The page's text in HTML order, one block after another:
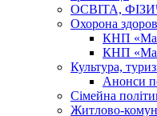
ОСВІТА,
Охорона
КНП
КНП
Культура,
Анонси
Сімейна
Житлово-